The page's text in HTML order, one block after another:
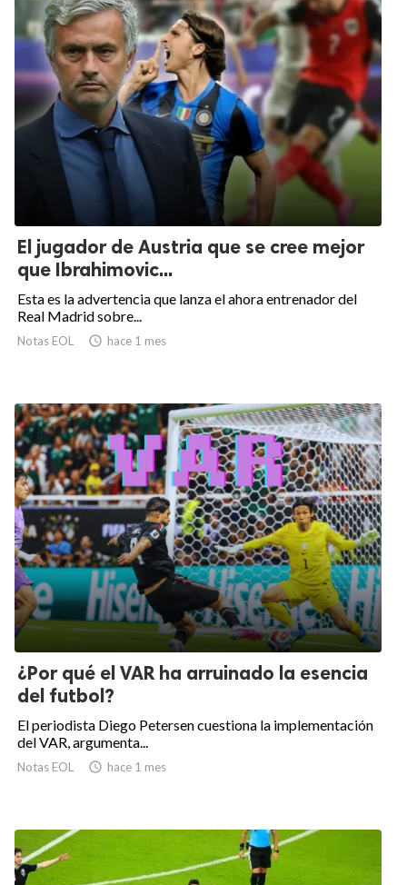
El jugador de Austria que se cree mejor
que Ibrahimovic...
Esta es la advertencia que lanza el ahora entrenador del
Real Madrid sobre...
Notas EOL  hace 1 mes
¿Por qué el VAR ha arruinado la esencia
del futbol?
El periodista Diego Petersen cuestiona la implementación
del VAR, argumenta...
Notas EOL  hace 1 mes